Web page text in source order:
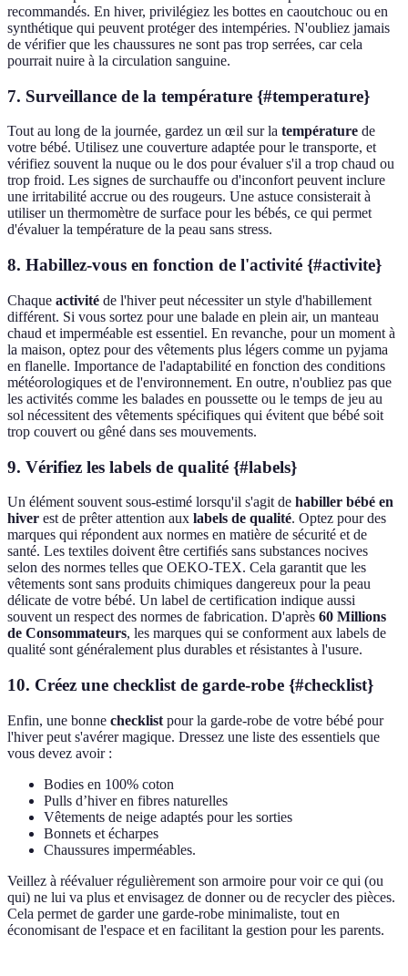
recommandés. En hiver, privilégiez les bottes en caoutchouc ou en
synthétique qui peuvent protéger des intempéries. N'oubliez jamais
de vérifier que les chaussures ne sont pas trop serrées, car cela
pourrait nuire à la circulation sanguine.
7. Surveillance de la température {#temperature}
Tout au long de la journée, gardez un œil sur la température de
votre bébé. Utilisez une couverture adaptée pour le transporte, et
vérifiez souvent la nuque ou le dos pour évaluer s'il a trop chaud ou
trop froid. Les signes de surchauffe ou d'inconfort peuvent inclure
une irritabilité accrue ou des rougeurs. Une astuce consisterait à
utiliser un thermomètre de surface pour les bébés, ce qui permet
d'évaluer la température de la peau sans stress.
8. Habillez-vous en fonction de l'activité {#activite}
Chaque activité de l'hiver peut nécessiter un style d'habillement
différent. Si vous sortez pour une balade en plein air, un manteau
chaud et imperméable est essentiel. En revanche, pour un moment à
la maison, optez pour des vêtements plus légers comme un pyjama
en flanelle. Importance de l'adaptabilité en fonction des conditions
météorologiques et de l'environnement. En outre, n'oubliez pas que
les activités comme les balades en poussette ou le temps de jeu au
sol nécessitent des vêtements spécifiques qui évitent que bébé soit
trop couvert ou gêné dans ses mouvements.
9. Vérifiez les labels de qualité {#labels}
Un élément souvent sous-estimé lorsqu'il s'agit de habiller bébé en
hiver est de prêter attention aux labels de qualité. Optez pour des
marques qui répondent aux normes en matière de sécurité et de
santé. Les textiles doivent être certifiés sans substances nocives
selon des normes telles que OEKO-TEX. Cela garantit que les
vêtements sont sans produits chimiques dangereux pour la peau
délicate de votre bébé. Un label de certification indique aussi
souvent un respect des normes de fabrication. D'après 60 Millions
de Consommateurs, les marques qui se conforment aux labels de
qualité sont généralement plus durables et résistantes à l'usure.
10. Créez une checklist de garde-robe {#checklist}
Enfin, une bonne checklist pour la garde-robe de votre bébé pour
l'hiver peut s'avérer magique. Dressez une liste des essentiels que
vous devez avoir :
Bodies en 100% coton
Pulls d’hiver en fibres naturelles
Vêtements de neige adaptés pour les sorties
Bonnets et écharpes
Chaussures imperméables.
Veillez à réévaluer régulièrement son armoire pour voir ce qui (ou
qui) ne lui va plus et envisagez de donner ou de recycler des pièces.
Cela permet de garder une garde-robe minimaliste, tout en
économisant de l'espace et en facilitant la gestion pour les parents.